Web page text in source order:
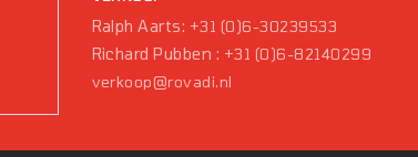
Ralph Aarts: +31 (0)6-30239533
Richard Pubben : +31 (0)6-82140299
verkoop@rovadi.nl